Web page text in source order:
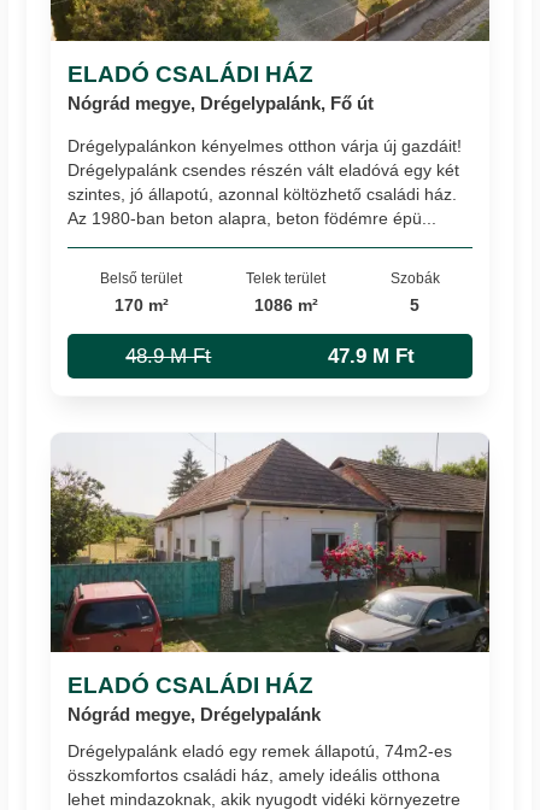
ELADÓ CSALÁDI HÁZ
Nógrád megye, Drégelypalánk, Fő út
Drégelypalánkon kényelmes otthon várja új gazdáit!
Drégelypalánk csendes részén vált eladóvá egy két
szintes, jó állapotú, azonnal költözhető családi ház.
Az 1980-ban beton alapra, beton födémre épü...
Belső terület
170 m²
Telek terület
1086 m²
Szobák
5
48.9 M Ft 47.9 M Ft
ELADÓ CSALÁDI HÁZ
Nógrád megye, Drégelypalánk
Drégelypalánk eladó egy remek állapotú, 74m2-es
összkomfortos családi ház, amely ideális otthona
lehet mindazoknak, akik nyugodt vidéki környezetre